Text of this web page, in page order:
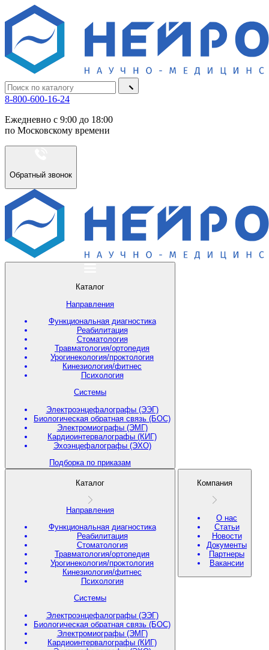
8-800-600-16-24
Ежедневно с 9:00 до 18:00
по Московскому времени
Обратный звонок
Каталог
Направления
Функциональная диагностика
Реабилитация
Стоматология
Травматология/ортопедия
Урогинекология/проктология
Кинезиология/фитнес
Психология
Системы
Электроэнцефалографы (ЭЭГ)
Биологическая обратная связь (БОС)
Электромиографы (ЭМГ)
Кардиоинтервалографы (КИГ)
Эхоэнцефалографы (ЭХО)
Подборка по приказам
Каталог
Направления
Функциональная диагностика
Реабилитация
Стоматология
Травматология/ортопедия
Урогинекология/проктология
Кинезиология/фитнес
Психология
Системы
Электроэнцефалографы (ЭЭГ)
Биологическая обратная связь (БОС)
Электромиографы (ЭМГ)
Кардиоинтервалографы (КИГ)
Компания
О нас
Статьи
Новости
Документы
Партнеры
Вакансии